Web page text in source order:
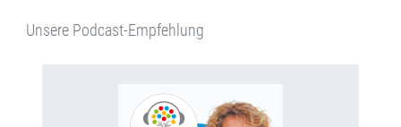
Unsere Podcast-Empfehlung